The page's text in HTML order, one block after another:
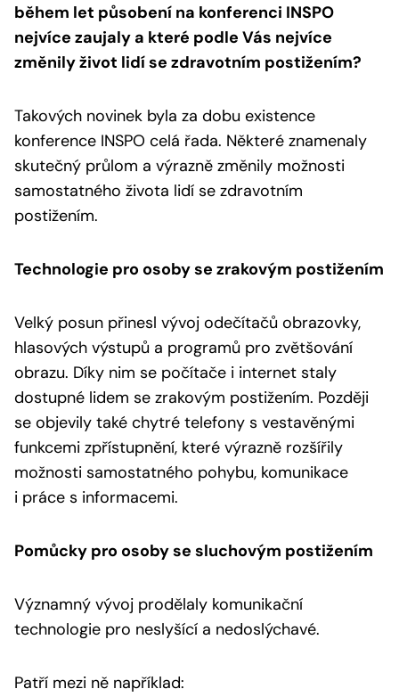
během let působení na konferenci INSPO
nejvíce zaujaly a které podle Vás nejvíce
změnily život lidí se zdravotním postižením?
Takových novinek byla za dobu existence
konference INSPO celá řada. Některé znamenaly
skutečný průlom a výrazně změnily možnosti
samostatného života lidí se zdravotním
postižením.
Technologie pro osoby se zrakovým postižením
Velký posun přinesl vývoj odečítačů obrazovky,
hlasových výstupů a programů pro zvětšování
obrazu. Díky nim se počítače i internet staly
dostupné lidem se zrakovým postižením. Později
se objevily také chytré telefony s vestavěnými
funkcemi zpřístupnění, které výrazně rozšířily
možnosti samostatného pohybu, komunikace
i práce s informacemi.
Pomůcky pro osoby se sluchovým postižením
Významný vývoj prodělaly komunikační
technologie pro neslyšící a nedoslýchavé.
Patří mezi ně například: